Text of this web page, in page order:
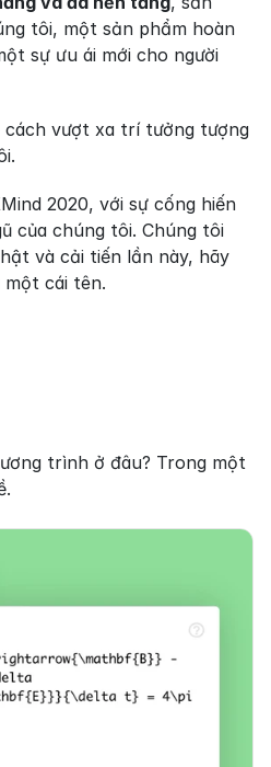
tôi, một sản phẩm hoàn
sự ưu ái mới cho người
vượt xa trí tưởng tượng
2020, với sự cống hiến
của chúng tôi. Chúng tôi
và cải tiến lần này, hãy
cái tên.
trình ở đâu? Trong một